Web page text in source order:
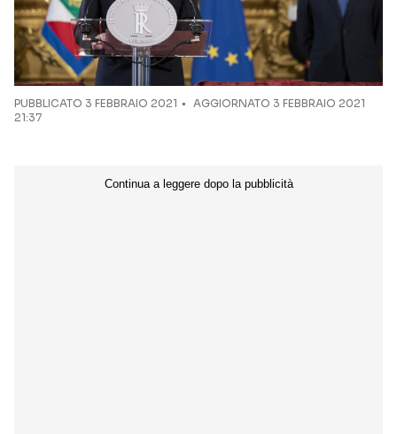
PUBBLICATO 3 FEBBRAIO 2021
AGGIORNATO 3 FEBBRAIO 2021
21:37